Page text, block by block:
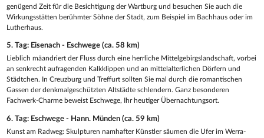
genügend Zeit für die Besichtigung der Wartburg und besuchen Sie auch die
Wirkungsstätten berühmter Söhne der Stadt, zum Beispiel im Bachhaus oder im
Lutherhaus.
5. Tag: Eisenach - Eschwege (ca. 58 km)
Lieblich mäandriert der Fluss durch eine herrliche Mittelgebirgslandschaft, vorbei
an senkrecht aufragenden Kalkklippen und an mittelalterlichen Dörfern und
Städtchen. In Creuzburg und Treffurt sollten Sie mal durch die romantischen
Gassen der denkmalgeschützten Altstädte schlendern. Ganz besonderen
Fachwerk-Charme beweist Eschwege, Ihr heutiger Übernachtungsort.
6. Tag: Eschwege - Hann. Münden (ca. 59 km)
Kunst am Radweg: Skulpturen namhafter Künstler säumen die Ufer im Werra-